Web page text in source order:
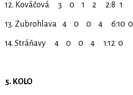
12. Kováčová 3 0 1 2 2:8 1
13. Zubrohlava 4 0 0 4 6:10 0
14. Stráňavy 4 0 0 4 1:12 0
5. KOLO